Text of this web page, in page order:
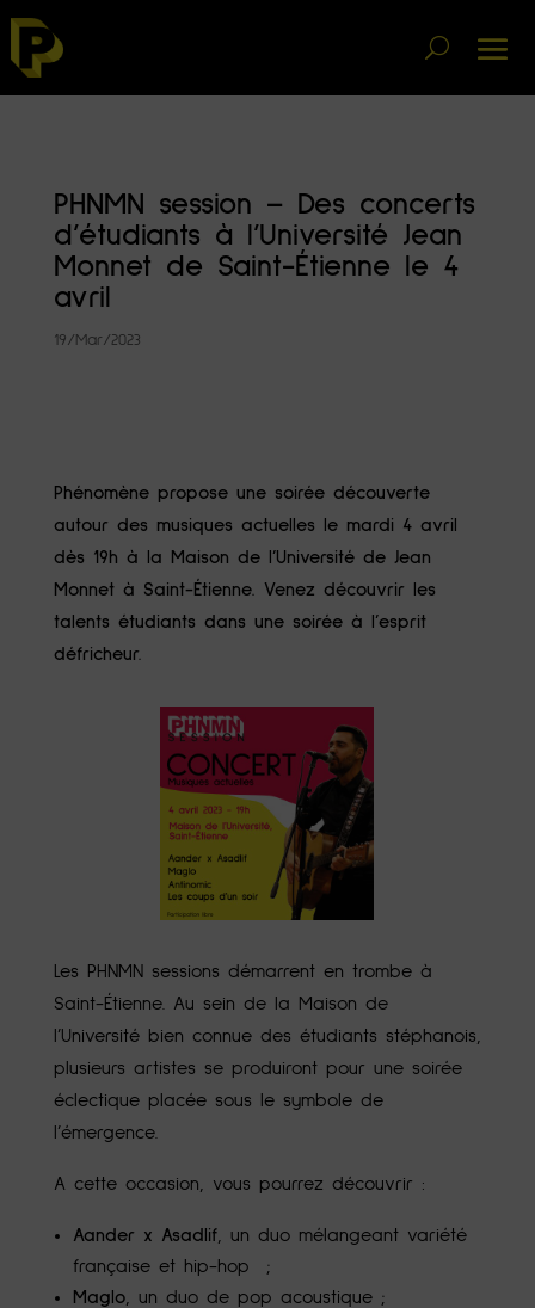
PHNMN session – Des concerts
d’étudiants à l’Université Jean
Monnet de Saint-Étienne le 4
avril
19/Mar/2023
Phénomène propose une soirée découverte
autour des musiques actuelles le mardi 4 avril
dès 19h à la Maison de l’Université de Jean
Monnet à Saint-Étienne. Venez découvrir les
talents étudiants dans une soirée à l’esprit
défricheur.
Les PHNMN sessions démarrent en trombe à
Saint-Étienne. Au sein de la Maison de
l’Université bien connue des étudiants stéphanois,
plusieurs artistes se produiront pour une soirée
éclectique placée sous le symbole de
l’émergence.
A cette occasion, vous pourrez découvrir :
Aander x Asadlif, un duo mélangeant variété
française et hip-hop ;
Maglo, un duo de pop acoustique ;